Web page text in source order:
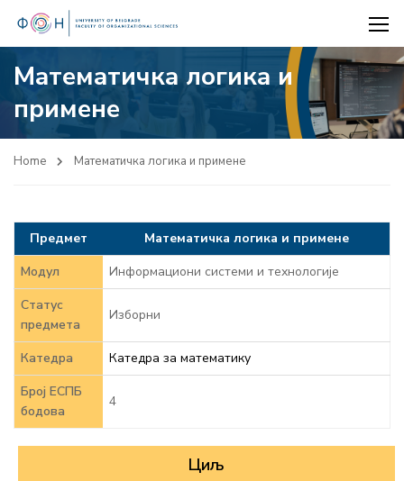
Математичка логика и
примене
Home Математичка логика и примене
Предмет
Математичка логика и примене
Модул
Информациони системи и технологије
Статус
предмета
Изборни
Катедра
Катедра за математику
Број ЕСПБ
бодова
4
Циљ